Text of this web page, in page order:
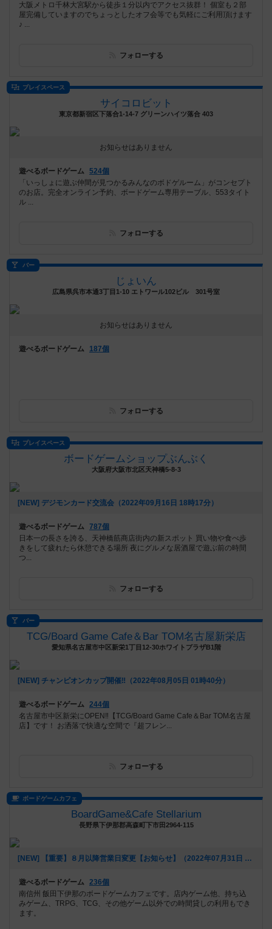
大阪メトロ千林大宮駅から徒歩１分以内でアクセス抜群！ 個室も２部
屋完備していますのでちょっとしたオフ会等でも気軽にご利用頂けます
♪ ...
フォローする
プレイスペース
サイコロビット
東京都新宿区下落合1-14-7 グリーンハイツ落合 403
お知らせはありません
遊べるボードゲーム 524個
「いっしょに遊ぶ仲間が見つかるみんなのボドゲルーム」がコンセプト
のお店。完全オンライン予約、ボードゲーム専用テーブル、553タイト
ル ...
フォローする
バー
じょいん
広島県呉市本通3丁目1-10 エトワール102ビル 301号室
お知らせはありません
遊べるボードゲーム 187個
フォローする
プレイスペース
ボードゲームショップぶんぶく
大阪府大阪市北区天神橋5-8-3
[NEW] デジモンカード交流会（2022年09月16日 18時17分）
遊べるボードゲーム 787個
日本一の長さを誇る、天神橋筋商店街内の新スポット 買い物や食べ歩
きをして疲れたら休憩できる場所 夜にグルメな居酒屋で遊ぶ前の時間
つ...
フォローする
バー
TCG/Board Game Cafe＆Bar TOM名古屋新栄店
愛知県名古屋市中区新栄1丁目12-30ホワイトプラザB1階
[NEW] チャンピオンカップ開催‼️（2022年08月05日 01時40分）
遊べるボードゲーム 244個
名古屋市中区新栄にOPEN‼【TCG/Board Game Cafe＆Bar TOM名古屋
店】です！ お洒落で快適な空間で『超フレン...
フォローする
ボードゲームカフェ
BoardGame&Cafe Stellarium
長野県下伊那郡高森町下市田2964-115
[NEW] 【重要】８月以降営業日変更【お知らせ】（2022年07月31日 19時13分）
遊べるボードゲーム 236個
南信州 飯田下伊那のボードゲームカフェです。店内ゲーム他、持ち込
みゲーム、TRPG、TCG、その他ゲーム以外での時間貸しの利用もでき
ます。